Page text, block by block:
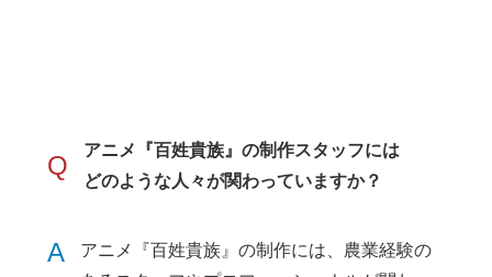
Q
アニメ『百姓貴族』の制作スタッフには
どのような人々が関わっていますか？
A
アニメ『百姓貴族』の制作には、農業経験の